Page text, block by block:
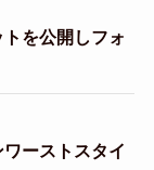
を公開しフォ
ーストスタイ